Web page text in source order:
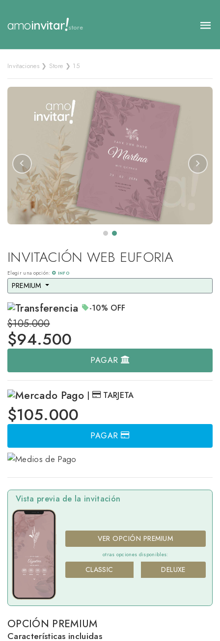
amoinvitar!store
Invitaciones ❯ Store ❯ 15
INVITACIÓN WEB EUFORIA
Elegir una opción: INFO
PREMIUM
-10% OFF
$105.000
$94.500
PAGAR
| TARJETA
$105.000
PAGAR
Vista previa de la invitación
VER OPCIÓN PREMIUM
otras opciones disponibles:
CLASSIC DELUXE
OPCIÓN PREMIUM
Características incluidas